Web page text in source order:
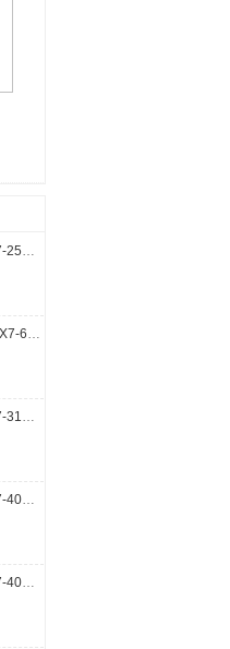
佳士手工焊机ZX7-250D (Z225)
佳士钢筋对焊机ZX7-630 Z398
佳士手工焊机ZX7-315D(Z226)双电压 单管
佳士手工焊机ZX7-400 Z312 模块
佳士手工焊机ZX7-400D Z290 全网通